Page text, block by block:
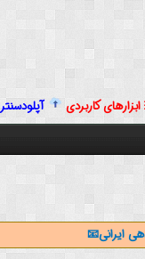
ابزارهای کاربردی آپلودسنتر
ایرانی📧